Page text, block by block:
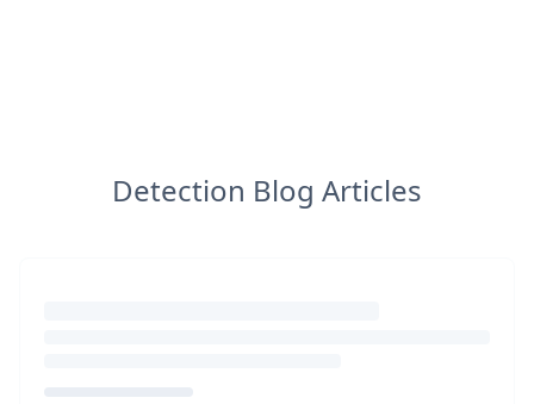
Detection Blog Articles